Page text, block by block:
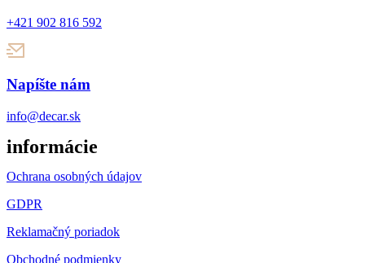
+421 902 816 592
Napíšte nám
info@decar.sk
informácie
Ochrana osobných údajov
GDPR
Reklamačný poriadok
Obchodné podmienky